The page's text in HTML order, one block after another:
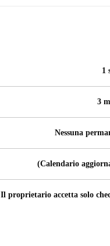
1
3
Nessuna
(Calendario
Il proprietario accetta solo